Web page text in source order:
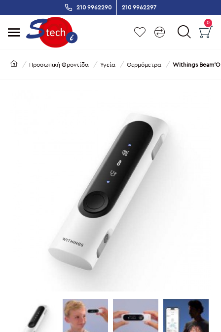
210 9962290 210 9962297
0
Προσωπική Φροντίδα Υγεία Θερμόμετρα Withings Beam'O